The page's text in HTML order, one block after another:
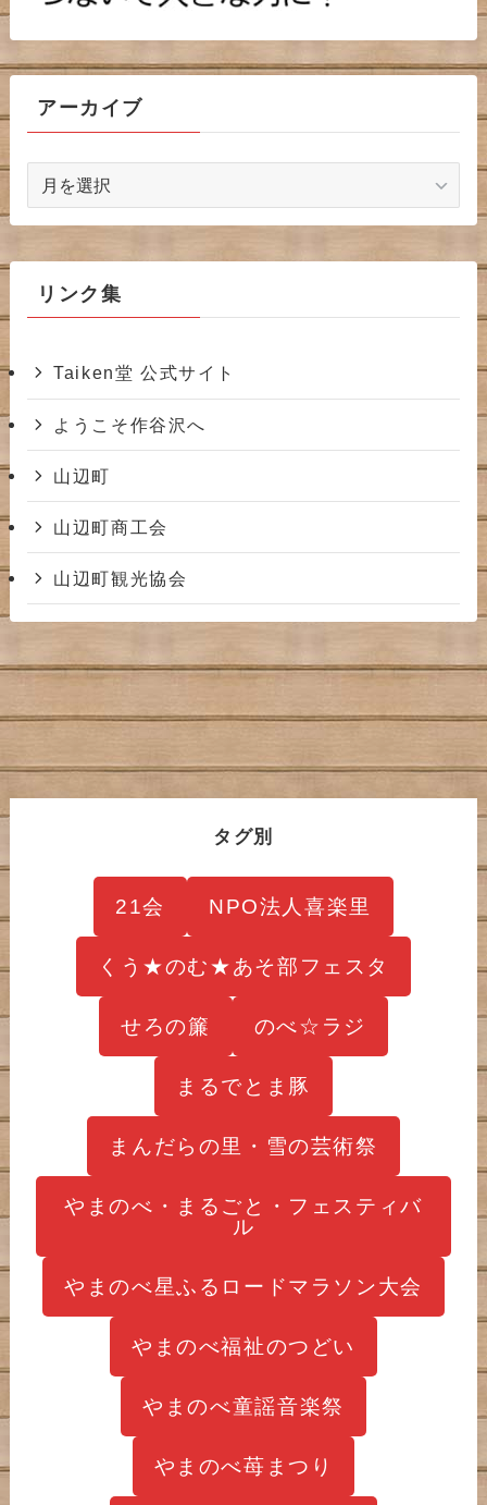
アーカイブ
カ
ブリンク集
Taiken堂 公式サイト
ようこそ作谷沢へ
山辺町
山辺町商工会
山辺町観光協会
タグ別
21会 NPO法人喜楽里
くう★のむ★あそ部フェスタ
せろの簾 のべ☆ラジ
まるでとま豚
まんだらの里・雪の芸術祭
やまのべ・まるごと・フェスティバ
ル
やまのべ星ふるロードマラソン大会
やまのべ福祉のつどい
やまのべ童謡音楽祭
やまのべ苺まつり